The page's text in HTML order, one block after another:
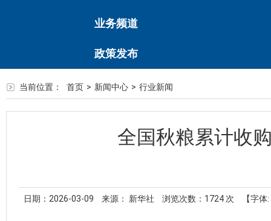
业务频道
政策发布
当前位置： 首页 > 新闻中心 > 行业新闻
全国秋粮累计收
日期：2026-03-09 来源： 新华社 浏览次数： 1724 次 【字体: